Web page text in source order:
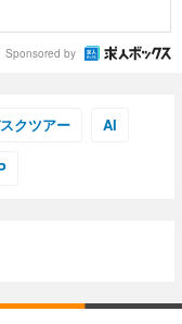
Sponsored by
クツアー AI